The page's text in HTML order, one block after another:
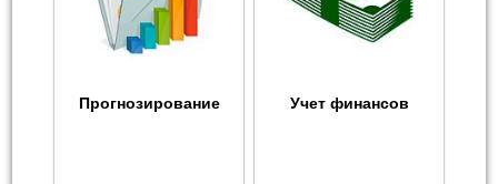
Прогнозирование Учет финансов